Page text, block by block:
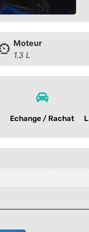
Moteur
1.3 L
Echange / Rachat